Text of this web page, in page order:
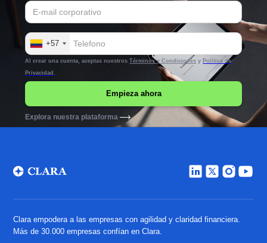
+57
Al crear una cuenta, aceptas nuestrosTérminos y Condiciones y Política de
Privacidad.
Explora nuestra plataforma
Clara empodera a las empresas con agilidad y claridad financiera.
Más de 30.000 empresas confían en Clara.